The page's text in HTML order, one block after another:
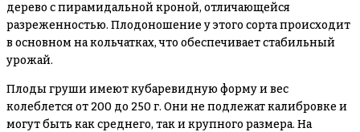
дерево с пирамидальной кроной, отличающейся
разреженностью. Плодоношение у этого сорта происходит
в основном на кольчатках, что обеспечивает стабильный
урожай.
Плоды груши имеют кубаревидную форму и вес
колеблется от 200 до 250 г. Они не подлежат калибровке и
могут быть как среднего, так и крупного размера. На